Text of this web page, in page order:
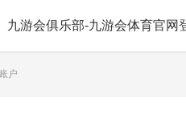
九游会俱乐部-九游会体育官网
户